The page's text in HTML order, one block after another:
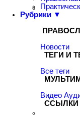
Рубрики ▼
Новости
ТЕГИ И
Все теги
Видео
ССЫЛКИ